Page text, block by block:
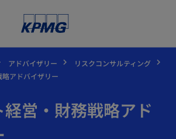
アドバイザリー
リスクコンサルティング
アドバイザリー
営・財務戦略アド